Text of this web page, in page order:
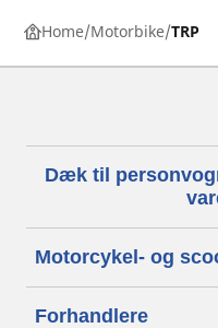
Home Motorbike TRP
Dæk til
Motorcykel- og
Forhandlere